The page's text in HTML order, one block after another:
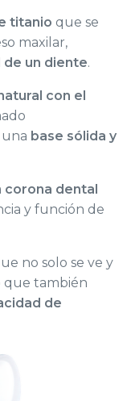
titanio que se
maxilar,
de un diente.
con el
base sólida y
corona dental
y función de
no solo se ve y
que también
de